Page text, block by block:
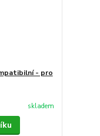
- pro
skladem